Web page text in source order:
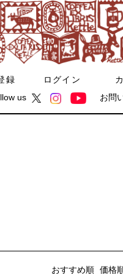
録 ログイン
us お問
おすすめ順 価格